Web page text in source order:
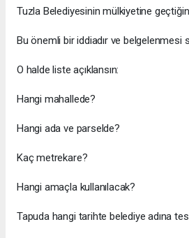
Tuzla Belediyesinin mülkiyetine
Bu önemli bir iddiadır ve belgelenmesi
O halde liste açıklansın:
Hangi mahallede?
Hangi ada ve parselde?
Kaç metrekare?
Hangi amaçla kullanılacak?
Tapuda hangi tarihte belediye adına